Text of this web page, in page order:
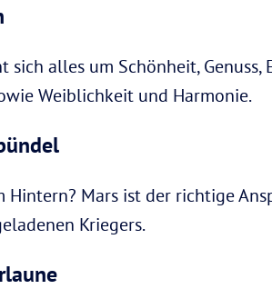
sich alles um Schönheit,
Weiblichkeit und Harmonie.
Hintern? Mars ist der richtige
Kriegers.